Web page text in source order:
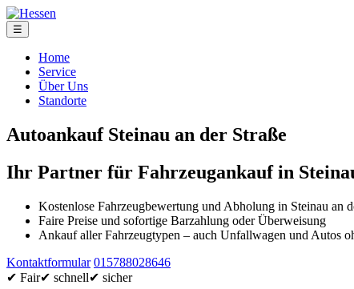
☰
Home
Service
Über Uns
Standorte
Autoankauf Steinau an der Straße
Ihr Partner für Fahrzeugankauf in
Kostenlose Fahrzeugbewertung und Abholung in Steinau an
Faire Preise und sofortige Barzahlung oder Überweisung
Ankauf aller Fahrzeugtypen – auch Unfallwagen und Autos
Kontaktformular 015788028646
✔ Fair✔ schnell✔ sicher